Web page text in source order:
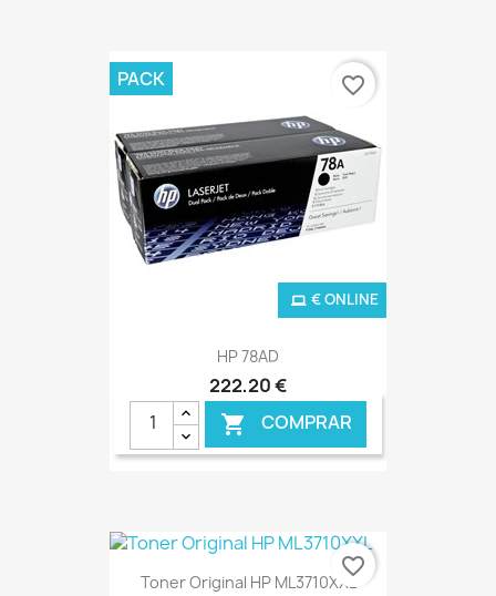
HP 78AD
222,20 €
 COMPRAR
€ ONLINE
PACK favorite_border
Toner Original HP ML3710XXL
favorite_border